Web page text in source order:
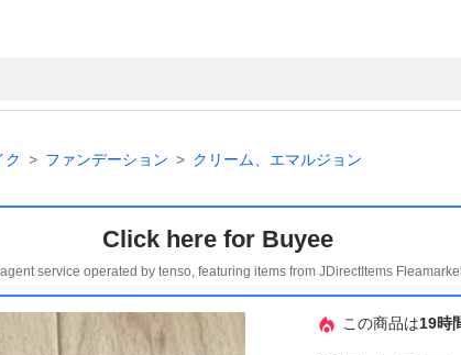
ク ファンデーション クリーム、エマルジョン
Click here for Buyee
service operated by tenso, featuring items from JDirectItems
この商品は19時